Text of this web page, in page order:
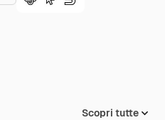
Scopri tutte